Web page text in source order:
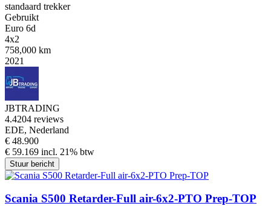
standaard trekker
Gebruikt
Euro 6d
4x2
758,000 km
2021
JBTRADING
4.4204 reviews
EDE, Nederland
€ 48.900
€ 59.169 incl. 21% btw
Stuur bericht
Scania S500 Retarder-Full air-6x2-PTO Prep-TOP